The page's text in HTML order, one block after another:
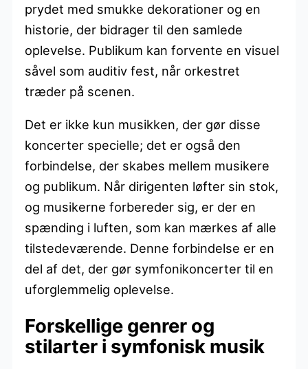
prydet med smukke dekorationer og en
historie, der bidrager til den samlede
oplevelse. Publikum kan forvente en visuel
såvel som auditiv fest, når orkestret
træder på scenen.
Det er ikke kun musikken, der gør disse
koncerter specielle; det er også den
forbindelse, der skabes mellem musikere
og publikum. Når dirigenten løfter sin stok,
og musikerne forbereder sig, er der en
spænding i luften, som kan mærkes af alle
tilstedeværende. Denne forbindelse er en
del af det, der gør symfonikoncerter til en
uforglemmelig oplevelse.
Forskellige genrer og
stilarter i symfonisk musik